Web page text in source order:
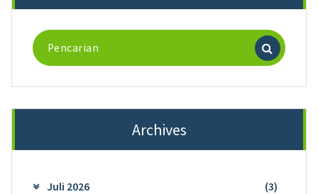
Pencarian
untuk:
Archives
Juli 2026 (3)